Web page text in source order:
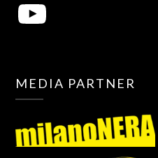
MEDIA PARTNER